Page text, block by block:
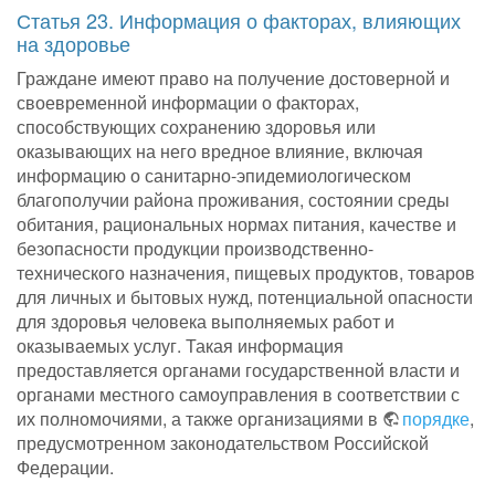
Статья 23. Информация о факторах, влияющих
на здоровье
Граждане имеют право на получение достоверной и
своевременной информации о факторах,
способствующих сохранению здоровья или
оказывающих на него вредное влияние, включая
информацию о санитарно-эпидемиологическом
благополучии района проживания, состоянии среды
обитания, рациональных нормах питания, качестве и
безопасности продукции производственно-
технического назначения, пищевых продуктов, товаров
для личных и бытовых нужд, потенциальной опасности
для здоровья человека выполняемых работ и
оказываемых услуг. Такая информация
предоставляется органами государственной власти и
органами местного самоуправления в соответствии с
их полномочиями, а также организациями в
порядке,
предусмотренном законодательством Российской
Федерации.